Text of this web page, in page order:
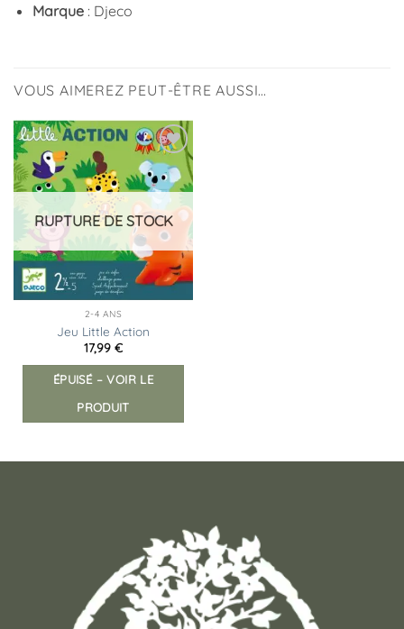
Marque: Djeco
VOUS AIMEREZ PEUT-ÊTRE AUSSI…
Ajouter
à la
liste
d’envies
RUPTURE DE STOCK
2-4 ANS
Jeu Little Action
17,99 €
ÉPUISÉ – VOIR LE
PRODUIT